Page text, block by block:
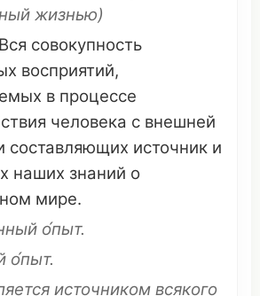
жизнью)
Вся совокупность
восприятий,
в процессе
человека с внешней
составляющих источник и
наших знаний о
мире.
о́пыт.
о́пыт.
источником всякого